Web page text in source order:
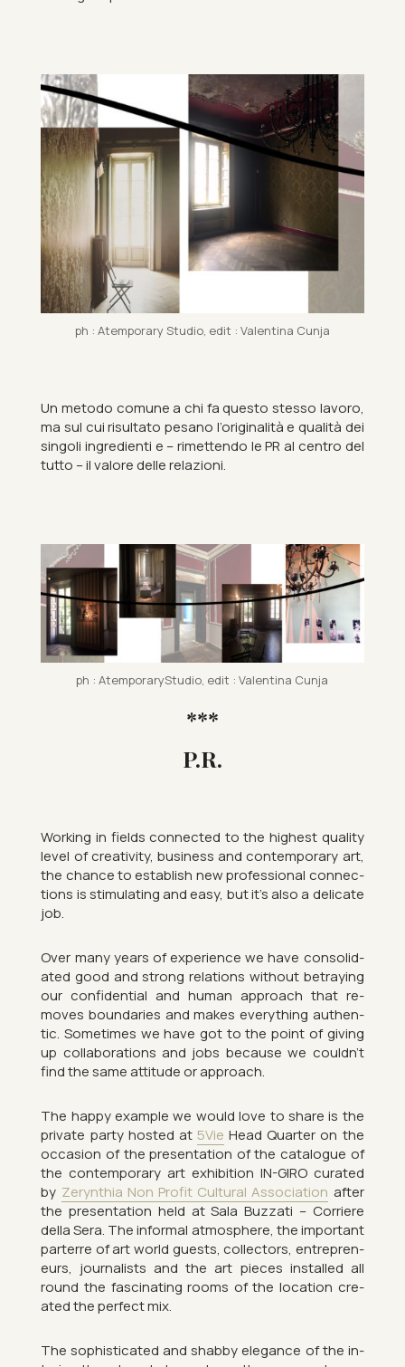
ph : Atem­por­ary Stu­dio, edit : Valentina Cunja
Un met­odo comune a chi fa questo stesso la­voro,
ma sul cui ri­sultato pes­ano l’ori­gin­alità e qualità dei
sin­goli in­gredi­enti e – ri­mettendo le PR al centro del
tutto – il valore delle relazioni.
ph : Atem­por­aryStu­dio, edit : Valentina Cunja
***
P.R.
Work­ing in fields con­nec­ted to the highest qual­ity
level of cre­ativ­ity, busi­ness and con­tem­por­ary art,
the chance to es­tab­lish new pro­fes­sional con­nec­
tions is stim­u­lat­ing and easy, but it’s also a del­ic­ate
job.
Over many years of ex­per­i­ence we have con­sol­id­
ated good and strong re­la­tions without be­tray­ing
our con­fid­en­tial and human ap­proach that re­
moves bound­ar­ies and makes everything au­then­
tic. Some­times we have got to the point of giv­ing
up col­lab­or­a­tions and jobs be­cause we couldn’t
find the same at­ti­tude or ap­proach.
The happy ex­ample we would love to share is the
private party hos­ted at 5Vie Head Quarter on the
oc­ca­sion of the present­a­tion of the cata­logue of
the con­tem­por­ary art ex­hib­i­tion IN-GIRO cur­ated
by Zeryn­thia Non Profit Cul­tural As­so­ci­ation after
the present­a­tion held at Sala Buzzati – Cor­ri­ere
della Sera. The in­formal at­mo­sphere, the im­port­ant
par­terre of art world guests, col­lect­ors, en­tre­pren­
eurs, journ­al­ists and the art pieces in­stalled all
round the fas­cin­at­ing rooms of the loc­a­tion cre­
ated the per­fect mix.
The soph­ist­ic­ated and shabby el­eg­ance of the in­